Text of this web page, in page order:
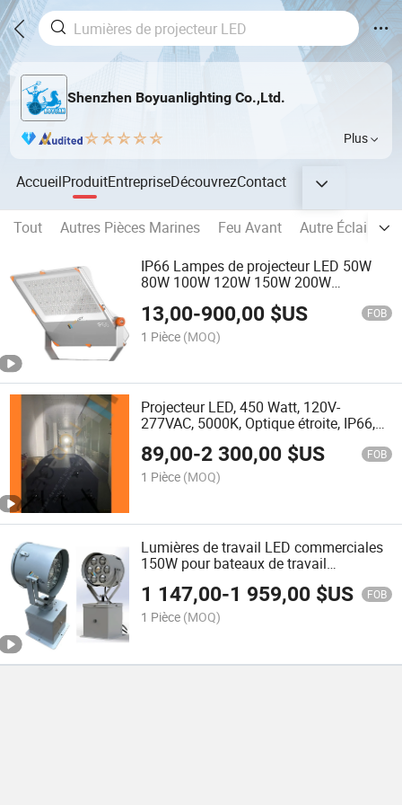
Shenzhen Boyuanlighting Co.,Ltd.
Plus
AccueilProduitEntrepriseDécouvrezContact
Tout Autres Pièces Marines Feu Avant
Autre Éclairage
IP66 Lampes de projecteur LED 50W
80W 100W 120W 150W 200W
13,00-900,00 $US FOB
1 Pièce (MOQ)
Projecteur LED, 450 Watt, 120V-
277VAC, 5000K, Optique étroite, IP66,
89,00-2 300,00 $US FOB
1 Pièce (MOQ)
Lumières de travail LED commerciales
150W pour bateaux de travail
professionnels éclairage longue portée
3000m
1 147,00-1 959,00 $US FOB
1 Pièce (MOQ)